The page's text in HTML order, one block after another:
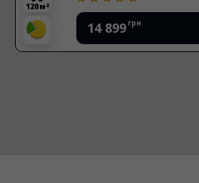
14 899 грн
120 м 2